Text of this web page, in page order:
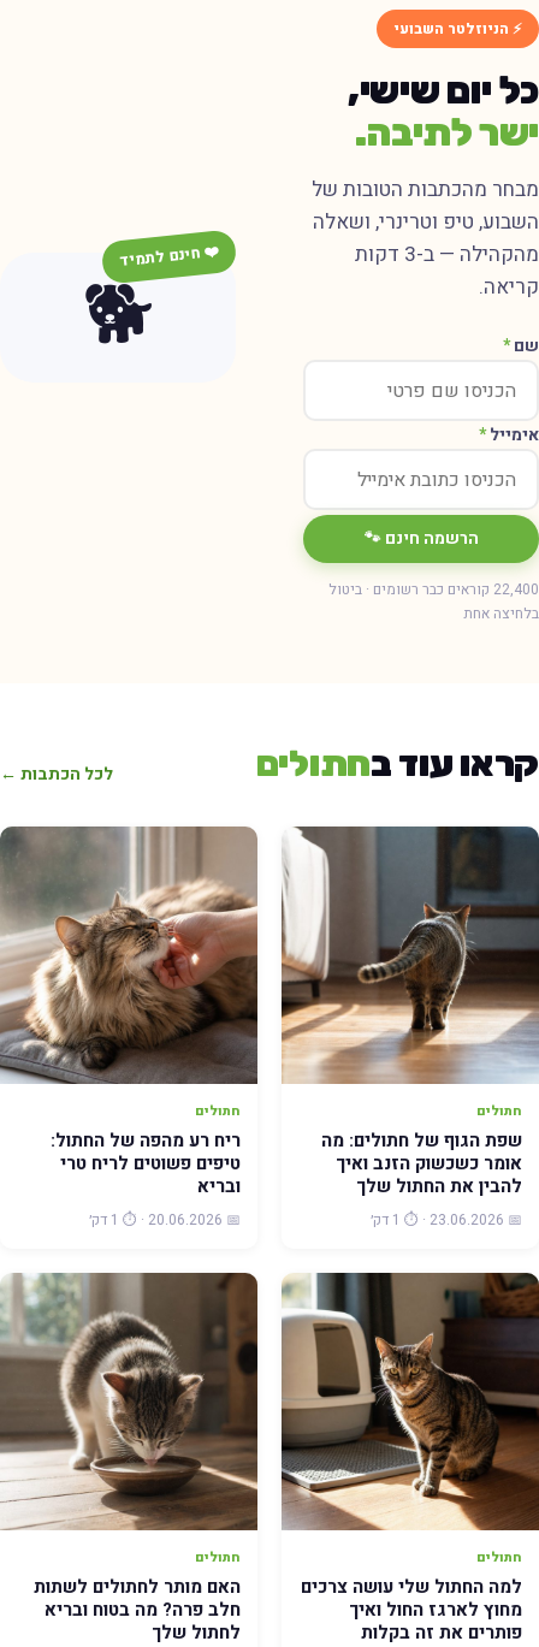
⚡ הניוזלטר השבועי
יום שישי,
לתיבה.
מהכתבות הטובות של
טיפ וטרינרי, ושאלה
מהקהילה — ב-3 דקות
*
*
הרשמה חינם 🐾
22,400 קוראים כבר רשומים · ביטול
אחת
🐕
❤️ חינם לתמיד
עוד בחתולים לכל הכתבות ←
חתולים
שפת הגוף של חתולים: מה
אומר כשכשוק הזנב ואיך
להבין את החתול שלך
📅 23.06.2026 · ⏱️ 1 דק׳
חתולים
ריח רע מהפה של החתול:
טיפים פשוטים לריח טרי
ובריא
📅 20.06.2026 · ⏱️ 1 דק׳
חתולים
למה החתול שלי עושה צרכים
מחוץ לארגז החול ואיך
פותרים את זה בקלות
חתולים
האם מותר לחתולים לשתות
חלב פרה? מה בטוח ובריא
לחתול שלך